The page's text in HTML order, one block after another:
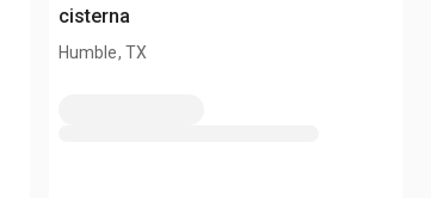
cisterna
Humble, TX